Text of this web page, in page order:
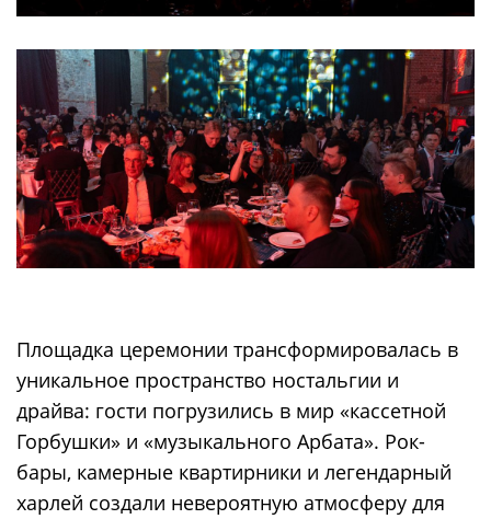
Площадка церемонии трансформировалась в
уникальное пространство ностальгии и
драйва: гости погрузились в мир «кассетной
Горбушки» и «музыкального Арбата». Рок-
бары, камерные квартирники и легендарный
харлей создали невероятную атмосферу для